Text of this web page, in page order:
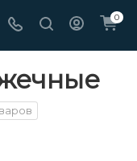
0